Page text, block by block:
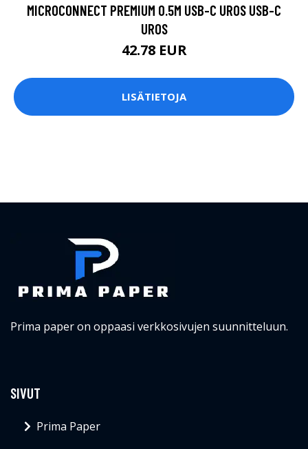
MICROCONNECT PREMIUM 0.5M USB-C UROS USB-C
UROS
42.78 EUR
LISÄTIETOJA
Prima paper on oppaasi verkkosivujen suunnitteluun.
SIVUT
Prima Paper